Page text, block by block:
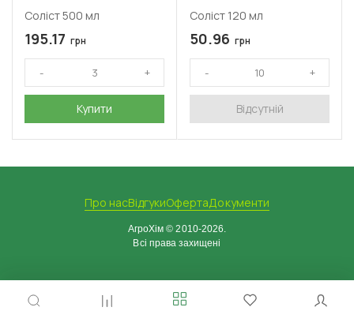
Соліст 500 мл
195.17 грн
Купити
Соліст 120 мл
50.96 грн
Відсутній
Про насВідгукиОфертаДокументи
АгроХім © 2010-2026.
Всі права захищені